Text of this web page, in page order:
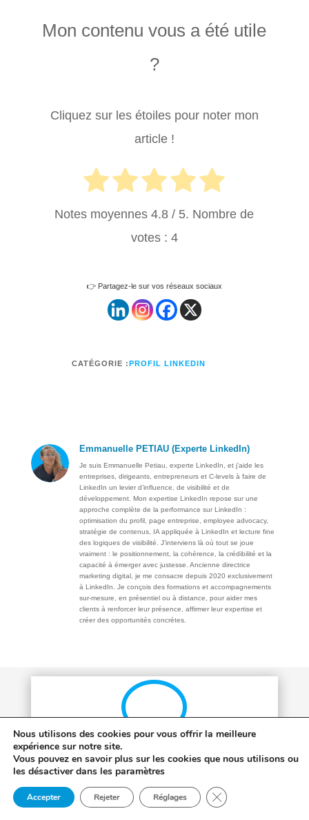
Mon contenu vous a été utile
?
Cliquez sur les étoiles pour noter mon
article !
Notes moyennes4.8 / 5. Nombre de
votes : 4
👉 Partagez-le sur vos réseaux sociaux
CATÉGORIE :PROFIL LINKEDIN
Emmanuelle PETIAU (Experte LinkedIn)
Je suis Emmanuelle Petiau, experte LinkedIn, et j’aide les
entreprises, dirigeants, entrepreneurs et C-levels à faire de
LinkedIn un levier d’influence, de visibilité et de
développement. Mon expertise LinkedIn repose sur une
approche complète de la performance sur LinkedIn :
optimisation du profil, page entreprise, employee advocacy,
stratégie de contenus, IA appliquée à LinkedIn et lecture fine
des logiques de visibilité. J’interviens là où tout se joue
vraiment : le positionnement, la cohérence, la crédibilité et la
capacité à émerger avec justesse. Ancienne directrice
marketing digital, je me consacre depuis 2020 exclusivement
à LinkedIn. Je conçois des formations et accompagnements
sur-mesure, en présentiel ou à distance, pour aider mes
clients à renforcer leur présence, affirmer leur expertise et
créer des opportunités concrètes.
v
Imaginons ensemble la formation LinkedIn dont
vous avez besoin.
Quels que soient votre projet, vos ambitions et votre niveau, je
m’investis avec le même enthousiasme.
Nous utilisons des cookies pour vous offrir la meilleure
expérience sur notre site.
Vous pouvez en savoir plus sur les cookies que nous utilisons ou
les désactiver dans les paramètres
Accepter Rejeter Réglages Fermer la bannière